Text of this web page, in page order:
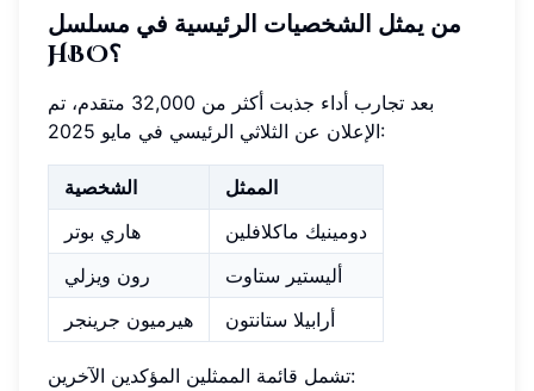
من يمثل الشخصيات الرئيسية في مسلسل
HBO؟
بعد تجارب أداء جذبت أكثر من 32,000 متقدم، تم
الإعلان عن الثلاثي الرئيسي في مايو 2025:
الشخصية
الممثل
هاري بوتر
دومينيك ماكلافلين
رون ويزلي
أليستير ستاوت
هيرميون جرينجر
أرابيلا ستانتون
تشمل قائمة الممثلين المؤكدين الآخرين: